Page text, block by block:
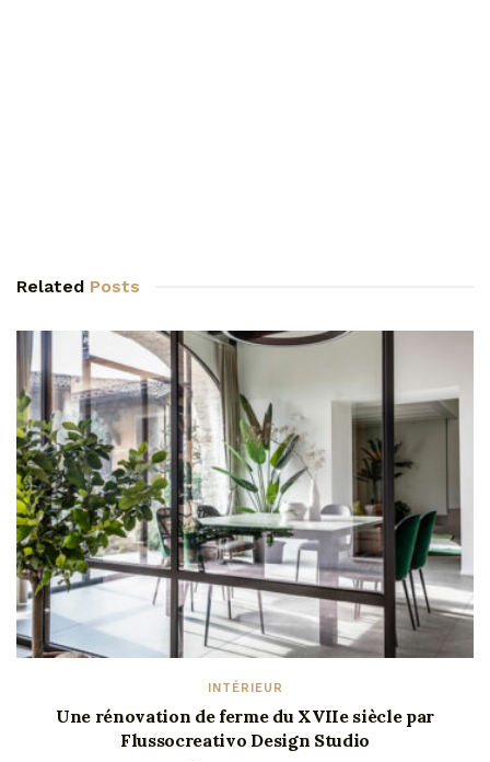
Related Posts
INTÉRIEUR
Une rénovation de ferme du XVIIe siècle par
Flussocreativo Design Studio